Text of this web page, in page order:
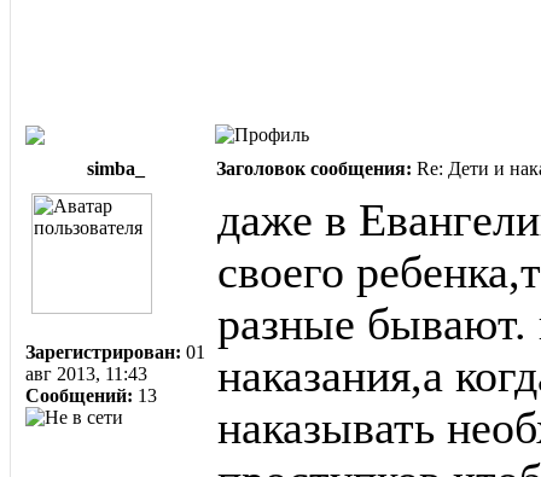
simba_ Заголовок сообщения: Re: Дети и
Зарегистрирован: 01
авг 2013, 11:43
Сообщений: 13
даже в
своего
разные бывают.
наказания,а
наказывать